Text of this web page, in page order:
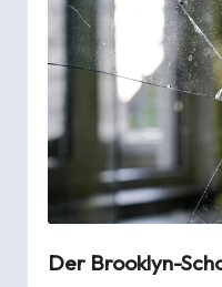
Der Brooklyn-